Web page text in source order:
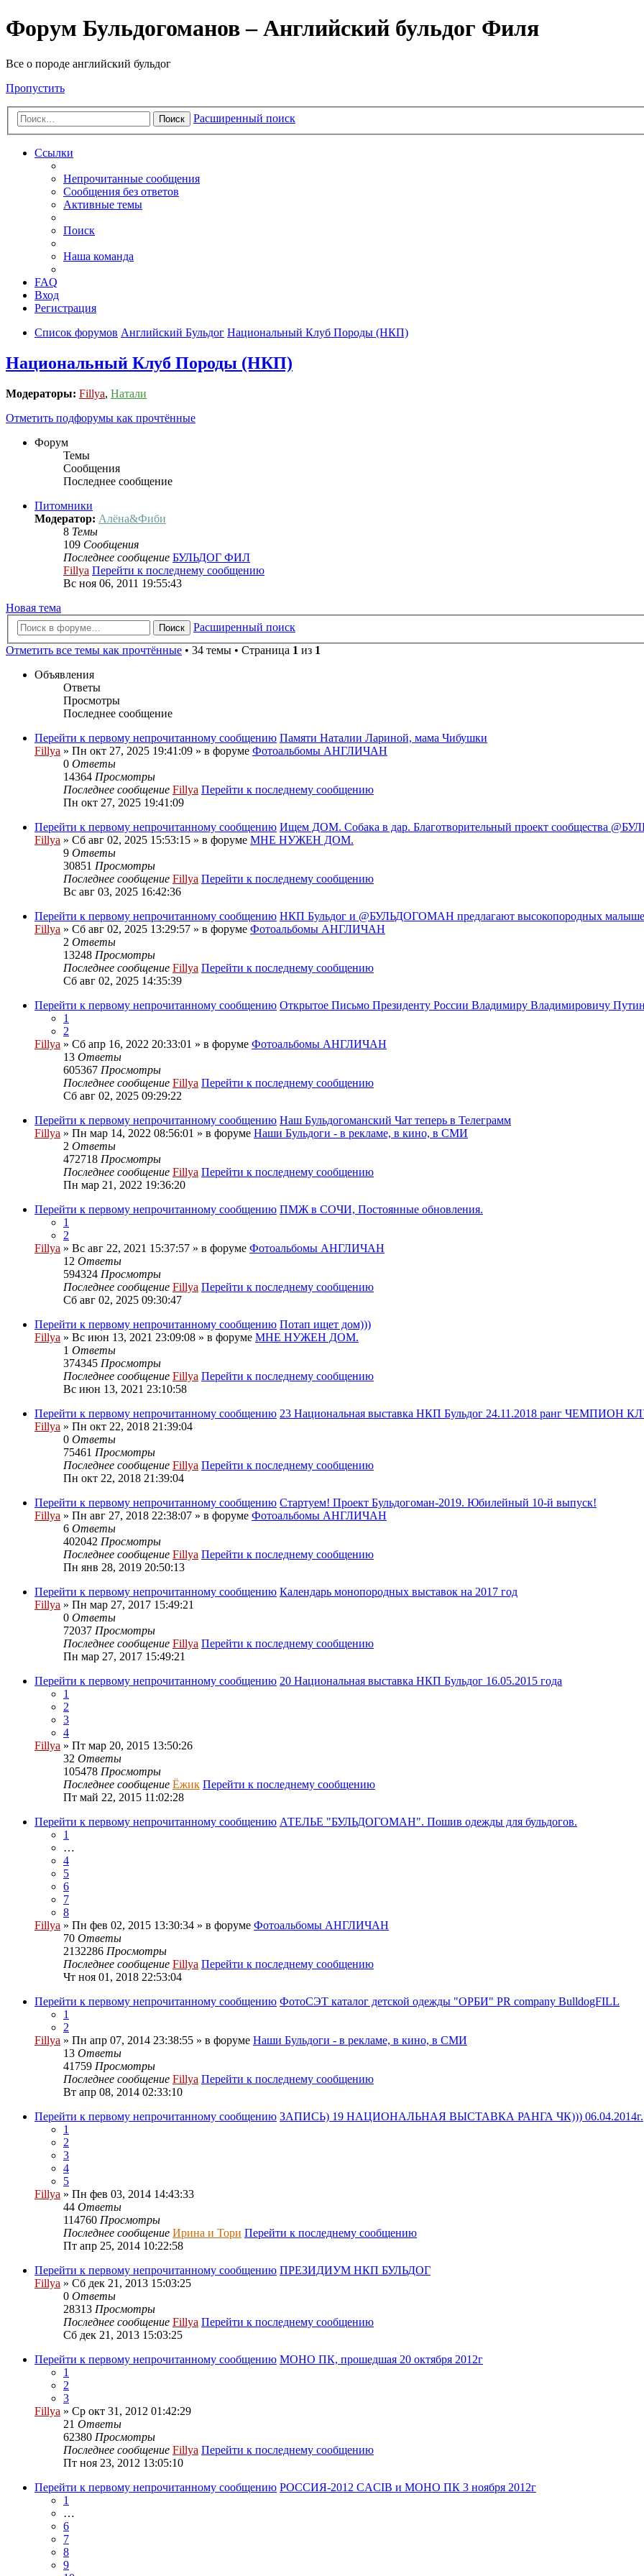
Форум Бульдогоманов – Английский бульдог Филя
Все о породе английский бульдог
Пропустить
Поиск Расширенный поиск
Ссылки
Непрочитанные сообщения
Сообщения без ответов
Активные темы
Поиск
Наша команда
FAQ
Вход
Регистрация
Список форумов Английский Бульдог Национальный Клуб Породы (НКП)
Национальный Клуб Породы (НКП)
Модераторы: Fillya, Натали
Отметить подфорумы как прочтённые
Форум
Темы
Сообщения
Последнее сообщение
Питомники
Модератор: Алёна&Фиби
8 Темы
109 Сообщения
Последнее сообщение БУЛЬДОГ ФИЛ
Fillya Перейти к последнему сообщению
Вс ноя 06, 2011 19:55:43
Новая тема
Поиск
Расширенный поиск
Отметить все темы как прочтённые • 34 темы • Страница 1 из 1
Объявления
Ответы
Просмотры
Последнее сообщение
Перейти к первому непрочитанному сообщению Памяти Наталии Лариной, мама Чибушки
Fillya » Пн окт 27, 2025 19:41:09 » в форуме Фотоальбомы АНГЛИЧАН
0 Ответы
14364 Просмотры
Последнее сообщение Fillya Перейти к последнему сообщению
Пн окт 27, 2025 19:41:09
Перейти к первому непрочитанному сообщению Ищем ДОМ. Собака в дар. Благотворительный проект сообщества
Fillya » Сб авг 02, 2025 15:53:15 » в форуме МНЕ НУЖЕН ДОМ.
9 Ответы
30851 Просмотры
Последнее сообщение Fillya Перейти к последнему сообщению
Вс авг 03, 2025 16:42:36
Перейти к первому непрочитанному сообщению НКП Бульдог и @БУЛЬДОГОМАН предлагают высокопородных
Fillya » Сб авг 02, 2025 13:29:57 » в форуме Фотоальбомы АНГЛИЧАН
2 Ответы
13248 Просмотры
Последнее сообщение Fillya Перейти к последнему сообщению
Сб авг 02, 2025 14:35:39
Перейти к первому непрочитанному сообщению Открытое Письмо Президенту России Владимиру Владимировичу
1
2
Fillya » Сб апр 16, 2022 20:33:01 » в форуме Фотоальбомы АНГЛИЧАН
13 Ответы
605367 Просмотры
Последнее сообщение Fillya Перейти к последнему сообщению
Сб авг 02, 2025 09:29:22
Перейти к первому непрочитанному сообщению Наш Бульдогоманский Чат теперь в Телеграмм
Fillya » Пн мар 14, 2022 08:56:01 » в форуме Наши Бульдоги - в рекламе, в кино, в СМИ
2 Ответы
472718 Просмотры
Последнее сообщение Fillya Перейти к последнему сообщению
Пн мар 21, 2022 19:36:20
Перейти к первому непрочитанному сообщению ПМЖ в СОЧИ, Постоянные обновления.
1
2
Fillya » Вс авг 22, 2021 15:37:57 » в форуме Фотоальбомы АНГЛИЧАН
12 Ответы
594324 Просмотры
Последнее сообщение Fillya Перейти к последнему сообщению
Сб авг 02, 2025 09:30:47
Перейти к первому непрочитанному сообщению Потап ищет дом)))
Fillya » Вс июн 13, 2021 23:09:08 » в форуме МНЕ НУЖЕН ДОМ.
1 Ответы
374345 Просмотры
Последнее сообщение Fillya Перейти к последнему сообщению
Вс июн 13, 2021 23:10:58
Перейти к первому непрочитанному сообщению 23 Национальная выставка НКП Бульдог 24.11.2018 ранг ЧЕМПИОН
Fillya » Пн окт 22, 2018 21:39:04
0 Ответы
75461 Просмотры
Последнее сообщение Fillya Перейти к последнему сообщению
Пн окт 22, 2018 21:39:04
Перейти к первому непрочитанному сообщению Стартуем! Проект Бульдогоман-2019. Юбилейный 10-й выпуск!
Fillya » Пн авг 27, 2018 22:38:07 » в форуме Фотоальбомы АНГЛИЧАН
6 Ответы
402042 Просмотры
Последнее сообщение Fillya Перейти к последнему сообщению
Пн янв 28, 2019 20:50:13
Перейти к первому непрочитанному сообщению Календарь монопородных выставок на 2017 год
Fillya » Пн мар 27, 2017 15:49:21
0 Ответы
72037 Просмотры
Последнее сообщение Fillya Перейти к последнему сообщению
Пн мар 27, 2017 15:49:21
Перейти к первому непрочитанному сообщению 20 Национальная выставка НКП Бульдог 16.05.2015 года
1
2
3
4
Fillya » Пт мар 20, 2015 13:50:26
32 Ответы
105478 Просмотры
Последнее сообщение Ёжик Перейти к последнему сообщению
Пт май 22, 2015 11:02:28
Перейти к первому непрочитанному сообщению АТЕЛЬЕ "БУЛЬДОГОМАН". Пошив одежды для бульдогов.
1
…
4
5
6
7
8
Fillya » Пн фев 02, 2015 13:30:34 » в форуме Фотоальбомы АНГЛИЧАН
70 Ответы
2132286 Просмотры
Последнее сообщение Fillya Перейти к последнему сообщению
Чт ноя 01, 2018 22:53:04
Перейти к первому непрочитанному сообщению ФотоСЭТ каталог детской одежды "ОРБИ" PR company BulldogFILL
1
2
Fillya » Пн апр 07, 2014 23:38:55 » в форуме Наши Бульдоги - в рекламе, в кино, в СМИ
13 Ответы
41759 Просмотры
Последнее сообщение Fillya Перейти к последнему сообщению
Вт апр 08, 2014 02:33:10
Перейти к первому непрочитанному сообщению ЗАПИСЬ) 19 НАЦИОНАЛЬНАЯ ВЫСТАВКА РАНГА ЧК))) 06.04.2014г.
1
2
3
4
5
Fillya » Пн фев 03, 2014 14:43:33
44 Ответы
114760 Просмотры
Последнее сообщение Ирина и Тори Перейти к последнему сообщению
Пт апр 25, 2014 10:22:58
Перейти к первому непрочитанному сообщению ПРЕЗИДИУМ НКП БУЛЬДОГ
Fillya » Сб дек 21, 2013 15:03:25
0 Ответы
28313 Просмотры
Последнее сообщение Fillya Перейти к последнему сообщению
Сб дек 21, 2013 15:03:25
Перейти к первому непрочитанному сообщению МОНО ПК, прошедшая 20 октября 2012г
1
2
3
Fillya » Ср окт 31, 2012 01:42:29
21 Ответы
62380 Просмотры
Последнее сообщение Fillya Перейти к последнему сообщению
Пт ноя 23, 2012 13:05:10
Перейти к первому непрочитанному сообщению РОССИЯ-2012 CACIB и МОНО ПК 3 ноября 2012г
1
…
6
7
8
9